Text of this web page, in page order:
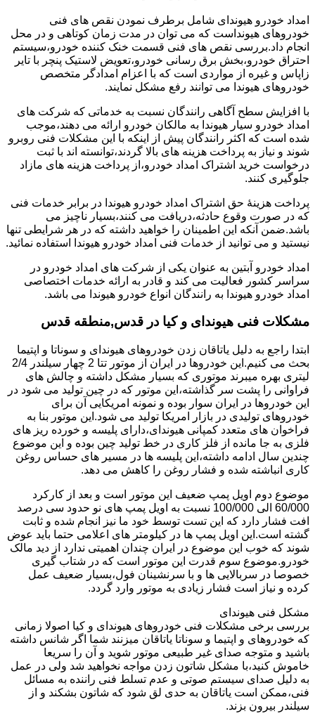
امداد خودرو هیوندای شامل برطرف نمودن نقص های فنی
خودروهای هیونداست که می توان در مدت زمان کوتاهی و در محل
انجام داد.بررسی نقص های فنی قسمت خنک کننده خودرو،سیستم
احتراق خودرو،بخش برق رسانی خودرو،تعویض لاستیک پنچر با تایر
زاپاس و غیره از مواردی است که با اعزام امدادگر متخصص
خودروهای هیوندا می توانند رفع مشکل نمایند.
با افزایش سطح آگاهی رانندگان نسبت به خدماتی که شرکت های
امداد خودرو سیار هیوندا به مالکان خودرو ارائه می دهند،موجب
شده است که اکثر رانندگان پیش از اینکه با این مشکلات فنی روبرو
شوند و نیاز به پرداخت هزینه های بالا گردند،توانسته اند با ثبت
درخواست خرید اشتراک امداد خودرو،از پرداخت هزینه های مازاد
جلوگیری کنند.
پرداخت هزینۀ حق اشتراک امداد خودرو هیوندا در برابر خدمات فنی
که در صورت وقوع حادثه،دریافت می کنند،بسیار ناچیز می
باشد.ضمن آنکه این اطمینان را خواهید داشته که در هر شرایطی تنها
نیستید و می توانید از خدمات فنی امداد خودرو هیوندا استفاده نمائید.
امداد خودرو آبتین به عنوان یکی از شرکت های امداد خودرو در
سراسر کشور فعالیت می کند و قادر به ارائه خدمات اختصاصی
امداد خودرو هیوندا به رانندگان انواع خودرو هیوندا می باشد.
مشکلات فنی هیوندای و کیا در قدس,منطقه قدس
ابتدا راجع به دلیل یاتاقان زدن خودروهای هیوندای و سوناتا و اپتیما
بحث می کنیم.این خودروها در ایران از موتور تتا 2 چهار سیلندر 2/4
لیتری بهره میبرند موتوری که بسیار مشکل داشته و چالش های
فراوانی را پشت سر گذاشته،این موتور که در چین تولید می شود در
این خودروها در ایران سوار بوده و نمونه امریکایی آن برای
خودروهای تولیدی در بازار امریکا تولید می شود.این موتور بنا به
فراخوان های متعدد کمپانی هیوندای،دارای پلیسه و خورده ریز های
فلزی به جا مانده از فلز کاری در خط تولید چین بوده و این موضوع
چندین سال ادامه داشته،این پلیسه ها در مسیر های حساس روغن
کاری انباشته شده و فشار روغن را کاهش می دهد.
موضوع دوم اویل پمپ ضعیف این موتور است و بعد از کارکرد
60/000 الی 100/000 نسبت به اویل پمپ های نو حدود سی درصد
افت فشار دارد که این تست توسط خود ما نیز انجام شده و ثابت
گشته است.این اویل پمپ ها در کیلومتر های اعلامی حتما باید عوض
شوند که خوب این موضوع در ایران چندان اهمیتی ندارد از دید مالک
خودرو.موضوع سوم قدرت این موتور است که در شتاب گیری
خصوصا در سربالایی ها و با سرنشینان فول،بسیار ضعیف عمل
کرده و نیاز است فشار زیادی به موتور وارد گردد.
مشکل فنی هیوندای
بررسی برخی مشکلات فنی خودروهای هیوندای و کیا اصولا زمانی
که خودروهای و اپتیما و سوناتا یاتاقان میزنند شما اگر شانس داشته
باشید و متوجه صدای غیر طبیعی موتور شوید و آن را سریعا
خاموش کنید،با مشکل شاتون زدن مواجه نخواهید شد ولی در عمل
به دلیل صدای سیستم صوتی و عدم تسلط فنی راننده به مسائل
فنی،ممکن است یاتاقان به حدی لق شود که شاتون بشکند و از
سیلندر بیرون بزند.